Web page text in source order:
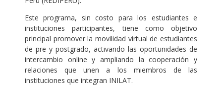
Este programa, sin costo para los estudiantes e
instituciones participantes, tiene como objetivo
principal promover la movilidad virtual de estudiantes
de pre y postgrado, activando las oportunidades de
intercambio online y ampliando la cooperación y
relaciones que unen a los miembros de las
instituciones que integran INILAT.